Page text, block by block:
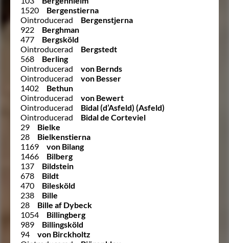
1520
Bergenstierna
Ointroducerad
Bergenstjerna
922
Berghman
477
Bergsköld
Ointroducerad
Bergstedt
568
Berling
Ointroducerad
von Bernds
Ointroducerad
von Besser
1402
Bethun
Ointroducerad
von Bewert
Ointroducerad
Bidal (d’Asfeld) (Asfeld)
Ointroducerad
Bidal de Corteviel
29
Bielke
28
Bielkenstierna
1169
von Bilang
1466
Bilberg
137
Bildstein
678
Bildt
470
Bilesköld
238
Bille
28
Bille af Dybeck
1054
Billingberg
989
Billingsköld
94
von Birckholtz